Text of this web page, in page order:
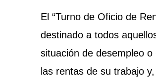
El “Turno de Oficio de
destinado a todos
situación de desempleo
las rentas de su trabajo